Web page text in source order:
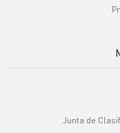
Junta de